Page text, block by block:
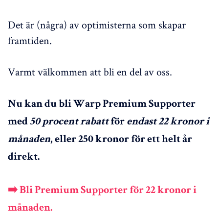
Det är (några) av optimisterna som skapar
framtiden.
Varmt välkommen att bli en del av oss.
Nu kan du bli Warp Premium Supporter
med50 procent rabattför endast 22 kronor i
månaden, eller 250 kronor för ett helt år
direkt.
➡️ Bli Premium Supporter för 22 kronor i
månaden.